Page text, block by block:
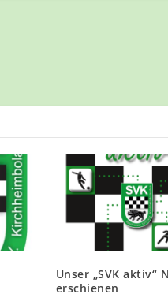
Unser „SVK aktiv“
erschienen